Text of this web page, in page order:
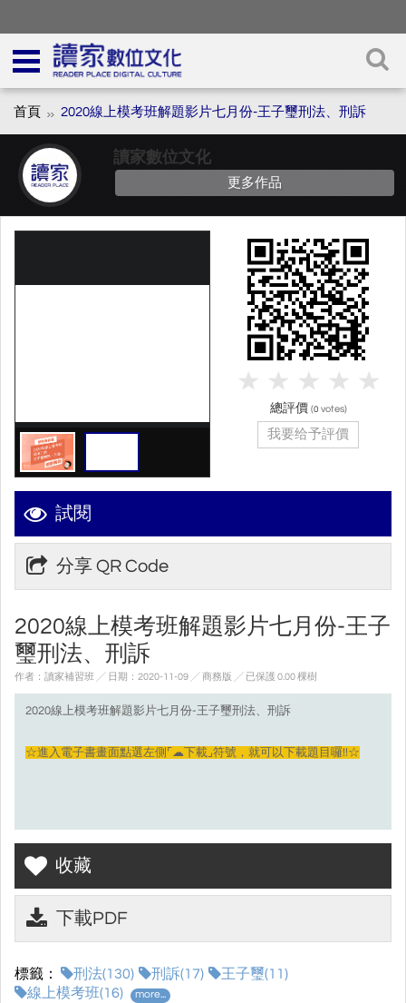
首頁 2020線上模考班解題影片七月份-王子璽刑法、刑訴
讀家數位文化
更多作品
試閱
分享 QR Code
2020線上模考班解題影片七月份-王子
璽刑法、刑訴
作者：讀家補習班 ╱ 日期：2020-11-09 ╱ 商務版 ╱ 已保護 0.00 棵樹
2020線上模考班解題影片七月份-王子璽刑法、刑訴
☆進入電子書畫面點選左側⌜☁下載⌟符號，就可以下載題目囉!!☆
收藏
下載PDF
標籤： 刑法(130) 刑訴(17)
王子璽(11)
線上模考班(16)
more...
總評價 (0 votes)
我要给予評價